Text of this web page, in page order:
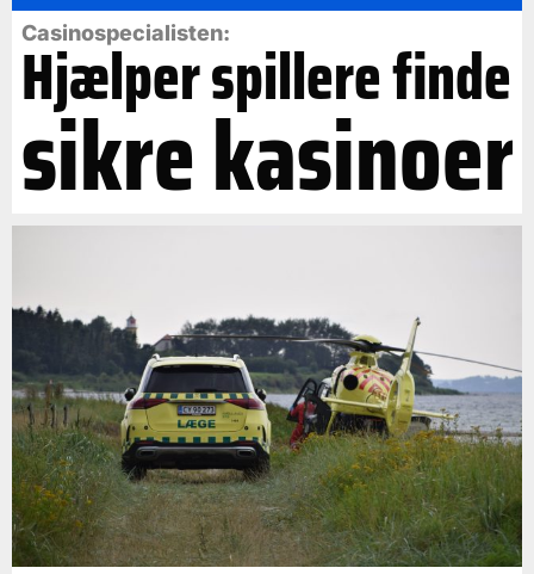
Casinospecialisten:
Hjælper spillere finde
sikre kasinoer